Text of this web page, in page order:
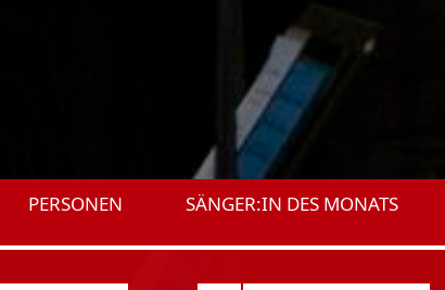
PERSONEN SÄNGER:IN DES MONATS